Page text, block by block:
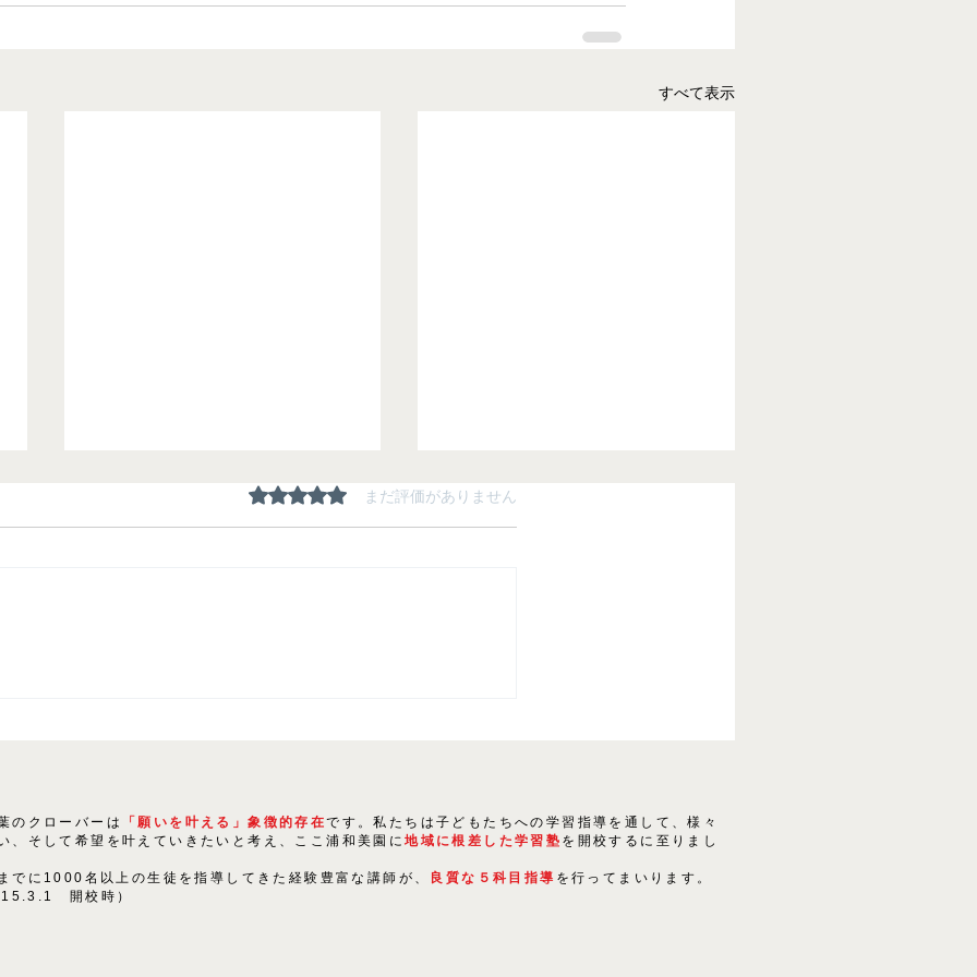
すべて表示
5つ星のうち0と評価されています。
まだ評価がありません
のクローバーは 「願いを叶える」象徴的存在です。私たちは子どもたちへの学習指導を通して、様々
、そして希望を叶えていきたいと考え、ここ浦和美園に地域に根差した学習塾 を開校するに至りまし
でに1000名以上の生徒を指導してきた経験豊富な講師が、 良質な５科目指導 を行ってまいります。
開校時）